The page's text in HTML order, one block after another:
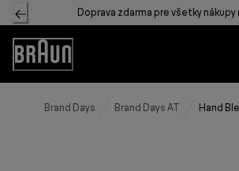
Skip
to
Content
Doprava zdarma pre všetky nákupy
Accessibility
Statement
Brand Days Brand Days AT Hand